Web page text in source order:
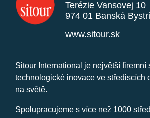
Terézie Vansovej 10
974 01 Banská
www.sitour.sk
Sitour International je největší firemní
technologické inovace ve střediscích
na světě.
Spolupracujeme s více než 1000